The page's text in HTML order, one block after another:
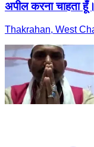
अपील करना चाहता
Thakrahan, West